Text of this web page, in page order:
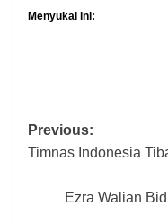
Menyukai ini:
Post
Previous:
Timnas Indonesia
Ezra Walian